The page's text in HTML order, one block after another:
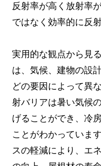
反射率が高く放射率
ではなく効率的に反
実用的な観点から見
は、気候、建物の設
どの要因によって異
射バリアは暑い気候
げることができ、冷
ことがわかっていま
スの軽減により、エ